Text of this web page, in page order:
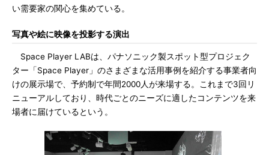
い需要家の関心を集めている。
写真や絵に映像を投影する演出
Space Player LABは、パナソニック製スポット型プロジェク
ター「Space Player」のさまざまな活用事例を紹介する事業者向
けの展示場で、予約制で年間2000人が来場する。これまで3回リ
ニューアルしており、時代ごとのニーズに適したコンテンツを来
場者に届けているという。